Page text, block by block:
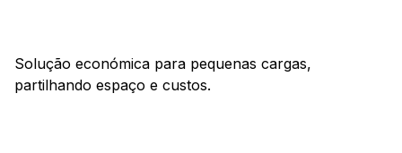
Solução económica para pequenas cargas,
partilhando espaço e custos.